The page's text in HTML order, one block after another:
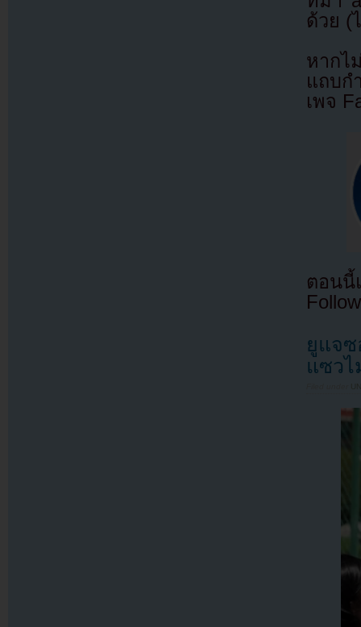
ด้วย (
หากไ
แถบก
เพจ
ตอนนี้
ยูแจซ
แซวไ